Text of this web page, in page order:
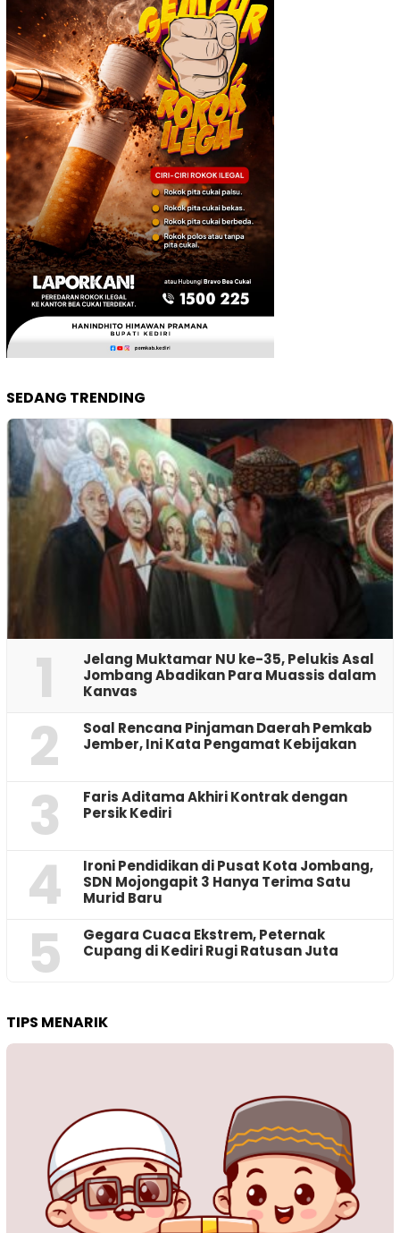
SEDANG TRENDING
1
Jelang Muktamar NU ke-35, Pelukis Asal
Jombang Abadikan Para Muassis dalam
Kanvas
2
‎Soal Rencana Pinjaman Daerah Pemkab
Jember, Ini Kata Pengamat Kebijakan ‎
3
Faris Aditama Akhiri Kontrak dengan
Persik Kediri
4
Ironi Pendidikan di Pusat Kota Jombang,
SDN Mojongapit 3 Hanya Terima Satu
Murid Baru
5
‎Gegara Cuaca Ekstrem, Peternak
Cupang di Kediri Rugi Ratusan Juta
TIPS MENARIK